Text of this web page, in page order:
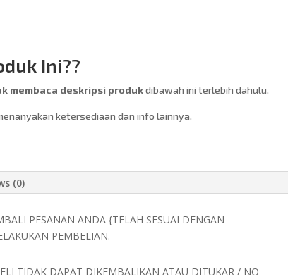
Ini??
membaca deskripsi produkdibawah ini terlebih dahulu.
ketersediaan dan info lainnya.
(0)
PESANAN ANDA {TELAH SESUAI DENGAN
PEMBELIAN.
TIDAK DAPAT DIKEMBALIKAN ATAU DITUKAR / NO